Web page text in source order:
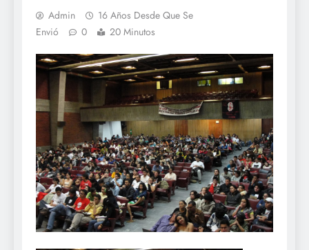
Admin
16 Años Desde Que Se
Envió
0 20 Minutos